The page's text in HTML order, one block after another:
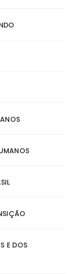
E DOS